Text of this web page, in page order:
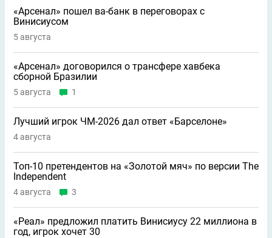
«Арсенал» пошел ва-банк в переговорах с
Винисиусом
5 августа
«Арсенал» договорился о трансфере хавбека
сборной Бразилии
5 августа 1
Лучший игрок ЧМ-2026 дал ответ «Барселоне»
4 августа
Топ-10 претендентов на «Золотой мяч» по версии The
Independent
4 августа 3
«Реал» предложил платить Винисиусу 22 миллиона в
год, игрок хочет 30